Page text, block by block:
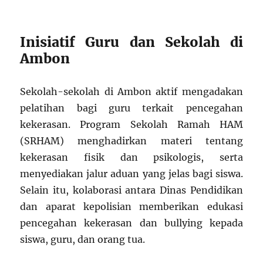
Inisiatif Guru dan Sekolah di
Ambon
Sekolah-sekolah di Ambon aktif mengadakan
pelatihan bagi guru terkait pencegahan
kekerasan. Program Sekolah Ramah HAM
(SRHAM) menghadirkan materi tentang
kekerasan fisik dan psikologis, serta
menyediakan jalur aduan yang jelas bagi siswa.
Selain itu, kolaborasi antara Dinas Pendidikan
dan aparat kepolisian memberikan edukasi
pencegahan kekerasan dan bullying kepada
siswa, guru, dan orang tua.